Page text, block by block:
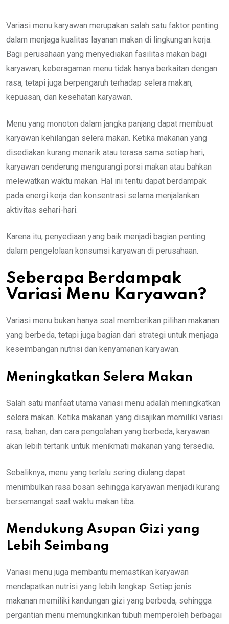
Variasi menu karyawan merupakan salah satu faktor penting
dalam menjaga kualitas layanan makan di lingkungan kerja.
Bagi perusahaan yang menyediakan fasilitas makan bagi
karyawan, keberagaman menu tidak hanya berkaitan dengan
rasa, tetapi juga berpengaruh terhadap selera makan,
kepuasan, dan kesehatan karyawan.
Menu yang monoton dalam jangka panjang dapat membuat
karyawan kehilangan selera makan. Ketika makanan yang
disediakan kurang menarik atau terasa sama setiap hari,
karyawan cenderung mengurangi porsi makan atau bahkan
melewatkan waktu makan. Hal ini tentu dapat berdampak
pada energi kerja dan konsentrasi selama menjalankan
aktivitas sehari-hari.
Karena itu, penyediaan yang baik menjadi bagian penting
dalam pengelolaan konsumsi karyawan di perusahaan.
Seberapa Berdampak
Variasi Menu Karyawan?
Variasi menu bukan hanya soal memberikan pilihan makanan
yang berbeda, tetapi juga bagian dari strategi untuk menjaga
keseimbangan nutrisi dan kenyamanan karyawan.
Meningkatkan Selera Makan
Salah satu manfaat utama variasi menu adalah meningkatkan
selera makan. Ketika makanan yang disajikan memiliki variasi
rasa, bahan, dan cara pengolahan yang berbeda, karyawan
akan lebih tertarik untuk menikmati makanan yang tersedia.
Sebaliknya, menu yang terlalu sering diulang dapat
menimbulkan rasa bosan sehingga karyawan menjadi kurang
bersemangat saat waktu makan tiba.
Mendukung Asupan Gizi yang
Lebih Seimbang
Variasi menu juga membantu memastikan karyawan
mendapatkan nutrisi yang lebih lengkap. Setiap jenis
makanan memiliki kandungan gizi yang berbeda, sehingga
pergantian menu memungkinkan tubuh memperoleh berbagai